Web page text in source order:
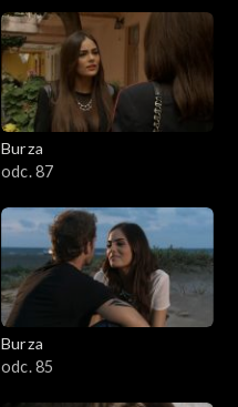
Burza
odc. 87
Burza
odc. 85